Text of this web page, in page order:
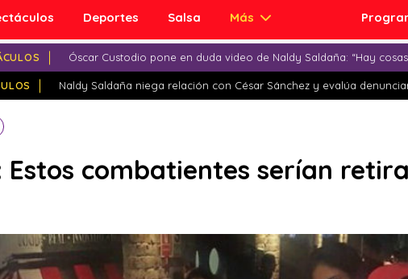
Deportes Salsa Más
Óscar Custodio pone en duda video de Naldy Saldaña: “Hay
Naldy Saldaña niega relación con César Sánchez y evalúa
Estos combatientes serían